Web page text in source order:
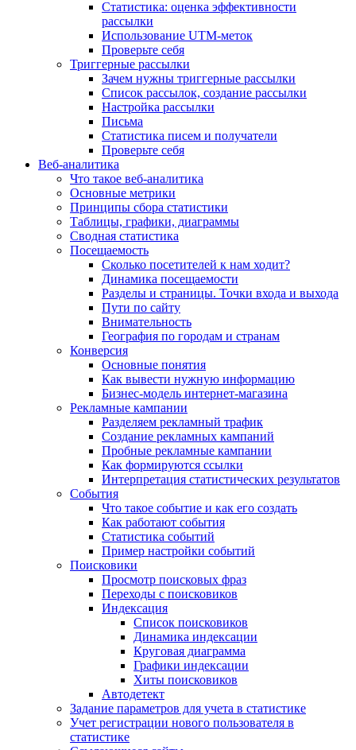
Статистика: оценка эффективности
рассылки
Использование UTM-меток
Проверьте себя
Триггерные рассылки
Зачем нужны триггерные рассылки
Список рассылок, создание рассылки
Настройка рассылки
Письма
Статистика писем и получатели
Проверьте себя
Веб-аналитика
Что такое веб-аналитика
Основные метрики
Принципы сбора статистики
Таблицы, графики, диаграммы
Сводная статистика
Посещаемость
Сколько посетителей к нам ходит?
Динамика посещаемости
Разделы и страницы. Точки входа и выхода
Пути по сайту
Внимательность
География по городам и странам
Конверсия
Основные понятия
Как вывести нужную информацию
Бизнес-модель интернет-магазина
Рекламные кампании
Разделяем рекламный трафик
Создание рекламных кампаний
Пробные рекламные кампании
Как формируются ссылки
Интерпретация статистических результатов
События
Что такое событие и как его создать
Как работают события
Статистика событий
Пример настройки событий
Поисковики
Просмотр поисковых фраз
Переходы с поисковиков
Индексация
Список поисковиков
Динамика индексации
Круговая диаграмма
Графики индексации
Хиты поисковиков
Автодетект
Задание параметров для учета в статистике
Учет регистрации нового пользователя в
статистике